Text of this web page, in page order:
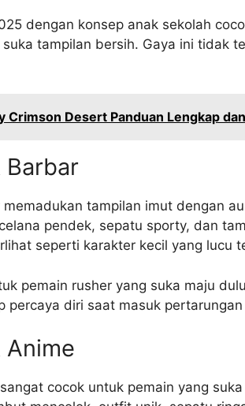
dengan konsep anak sekolah
tampilan bersih. Gaya ini tidak
Crimson Desert Panduan Lengkap
Barbar
tampilan imut dengan
pendek, sepatu sporty, dan
seperti karakter kecil yang lucu
pemain rusher yang suka maju
percaya diri saat masuk
Anime
cocok untuk pemain yang